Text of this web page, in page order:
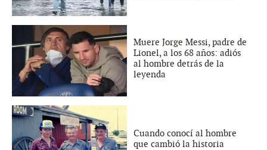
Muere Jorge Messi, padre de
Lionel, a los 68 años: adiós
al hombre detrás de la
leyenda
Cuando conocí al hombre
que cambió la historia